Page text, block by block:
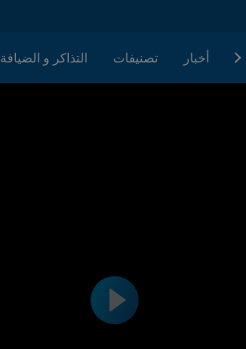
أخبار تصنيفات التذاكر و الضيافة